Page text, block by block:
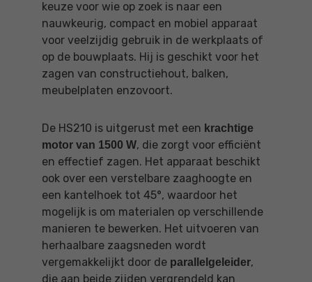
keuze voor wie op zoek is naar een
nauwkeurig, compact en mobiel apparaat
voor veelzijdig gebruik in de werkplaats of
op de bouwplaats. Hij is geschikt voor het
zagen van constructiehout, balken,
meubelplaten enzovoort.
De HS210 is uitgerust met een krachtige
motor van 1500 W, die zorgt voor efficiënt
en effectief zagen. Het apparaat beschikt
ook over een verstelbare zaaghoogte en
een kantelhoek tot 45°, waardoor het
mogelijk is om materialen op verschillende
manieren te bewerken. Het uitvoeren van
herhaalbare zaagsneden wordt
vergemakkelijkt door de parallelgeleider,
die aan beide zijden vergrendeld kan